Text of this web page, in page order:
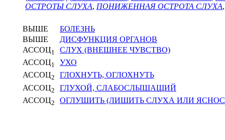
ОСТРОТЫ СЛУХА, ПОНИЖЕННАЯ ОСТРОТА СЛУХА
ВЫШЕ
БОЛЕЗНЬ
ВЫШЕ
ДИСФУНКЦИЯ ОРГАНОВ
АССОЦ1
СЛУХ (ВНЕШНЕЕ ЧУВСТВО)
АССОЦ1
УХО
АССОЦ2
ГЛОХНУТЬ, ОГЛОХНУТЬ
АССОЦ2
ГЛУХОЙ, СЛАБОСЛЫШАЩИЙ
АССОЦ2 ОГЛУШИТЬ (ЛИШИТЬ СЛУХА ИЛИ